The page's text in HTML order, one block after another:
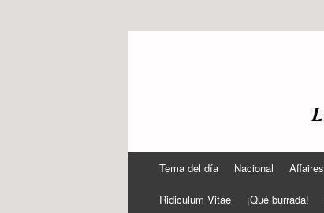
contenido
Tema del día Nacional Affaires
Ridiculum Vitae ¡Qué burrada!